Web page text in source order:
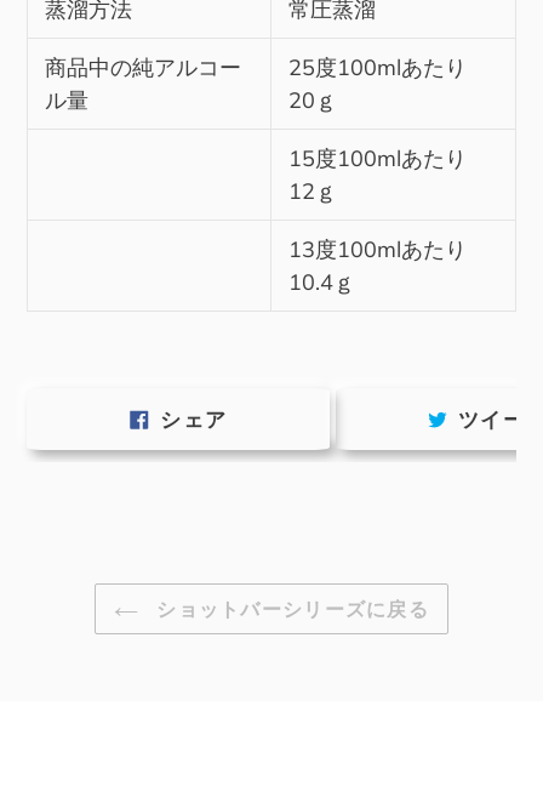
蒸溜方法 常圧蒸溜
商品中の純アルコー
ル量
25度100mlあたり
20ｇ
15度100mlあたり
12ｇ
13度100mlあたり
10.4ｇ
シェア
シ
ツイー
ショットバーシリーズに戻る